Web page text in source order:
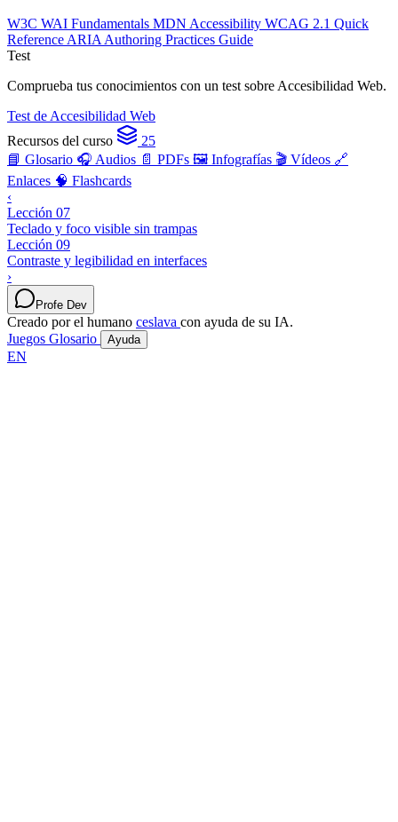
W3C WAI Fundamentals MDN Accessibility WCAG 2.1 Quick
Reference ARIA Authoring Practices Guide
Test
Comprueba tus conocimientos con un test sobre Accesibilidad Web.
Test de Accesibilidad Web
Recursos del curso
25
📘 Glosario 🎧 Audios 📄 PDFs 🖼️ Infografías 🎬 Vídeos 🔗
Enlaces 🧠 Flashcards
‹
Lección 07
Teclado y foco visible sin trampas
Lección 09
Contraste y legibilidad en interfaces
›
Profe Dev
Creado por el humano ceslava con ayuda de su IA.
Juegos Glosario Ayuda
EN